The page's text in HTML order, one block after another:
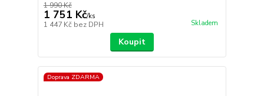
1 990 Kč
1 751 Kč/ks
1 447 Kč bez DPH Skladem
Koupit
Doprava ZDARMA